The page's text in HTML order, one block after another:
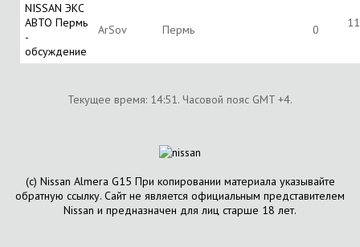
NISSAN ЭКС
АВТО Пермь
-
обсуждение
ArSov Пермь 0
Текущее время: 14:51. Часовой пояс GMT +4.
(с) Nissan Almera G15 При копировании материала указывайте
обратную ссылку. Сайт не является официальным представителем
Nissan и предназначен для лиц старше 18 лет.